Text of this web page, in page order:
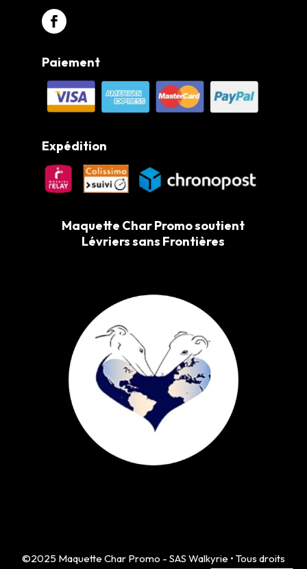
Paiement
Expédition
Maquette Char Promo soutient
Lévriers sans Frontières
©2025 Maquette Char Promo - SAS Walkyrie • Tous droits